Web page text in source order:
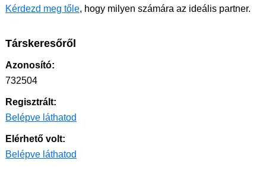
Kérdezd meg tőle, hogy milyen számára az ideális partner.
Társkeresőről
Azonosító:
732504
Regisztrált:
Belépve láthatod
Elérhető volt:
Belépve láthatod